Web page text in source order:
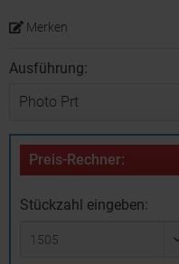
Merken
Ausführung:
Preis-Rechner:
Stückzahl eingeben: